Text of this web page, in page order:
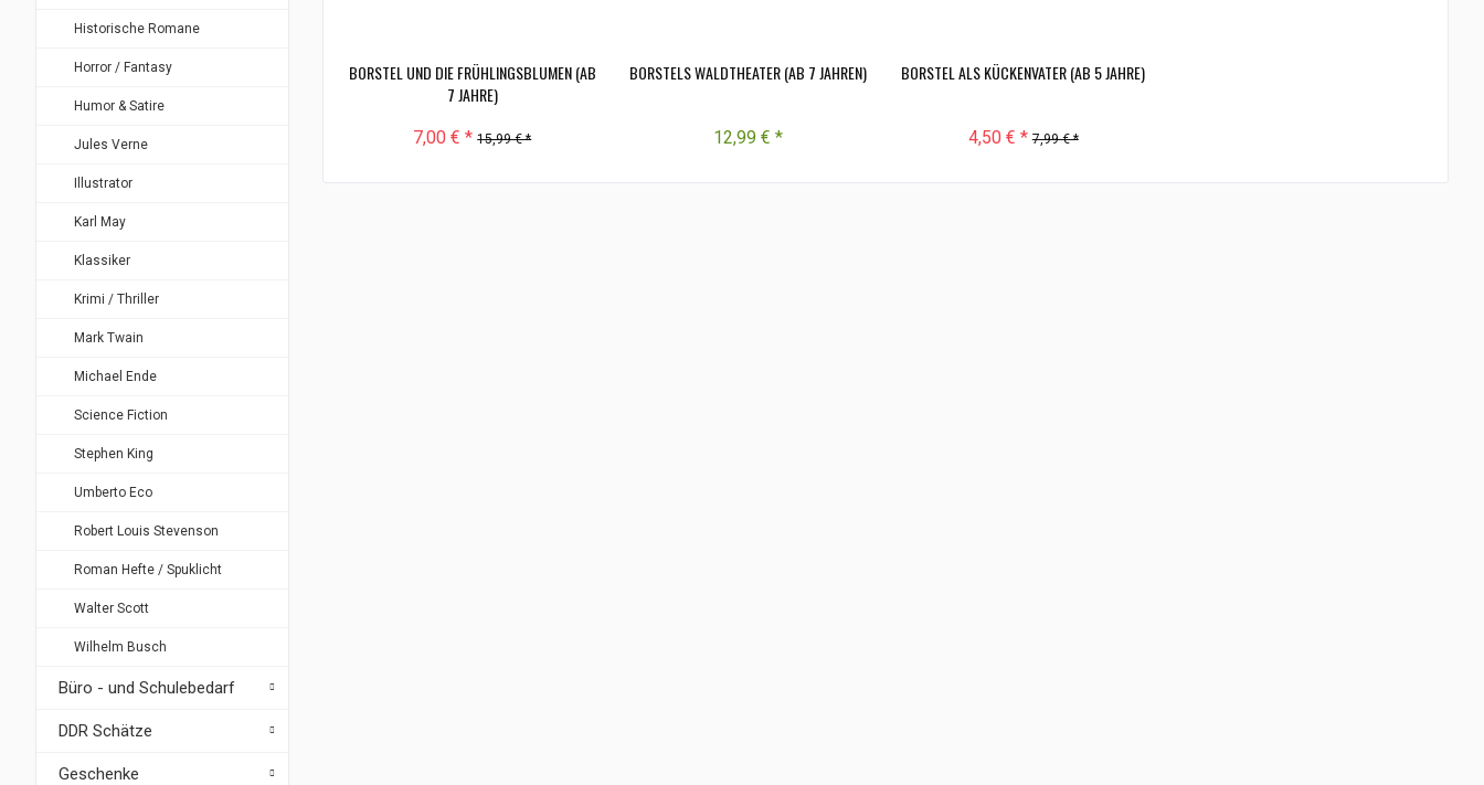
Historische Romane
Horror / Fantasy
Humor & Satire
Jules Verne
Illustrator
Karl May
Klassiker
Krimi / Thriller
Mark Twain
Michael Ende
Science Fiction
Stephen King
Umberto Eco
Robert Louis Stevenson
Roman Hefte / Spuklicht
Walter Scott
Wilhelm Busch
Büro - und Schulebedarf
DDR Schätze
Geschenke
BORSTEL UND DIE FRÜHLINGSBLUMEN (AB
7 JAHRE)
7,00 € * 15,99 € *
BORSTELS WALDTHEATER (AB 7 JAHREN)
12,99 € *
BORSTEL ALS KÜCKENVATER (AB 5 JAHRE)
4,50 € * 7,99 € *